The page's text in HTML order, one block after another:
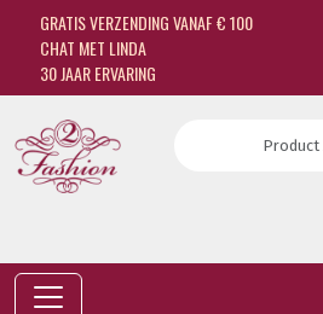
GRATIS VERZENDING VANAF € 100
CHAT MET LINDA
30 JAAR ERVARING